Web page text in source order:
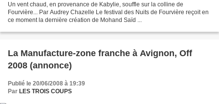
Un vent chaud, en provenance de Kabylie, souffle sur la colline de
Fourvière... Par Audrey Chazelle Le festival des Nuits de Fourvière reçoit en
ce moment la dernière création de Mohand Saïd ...
La Manufacture-zone franche à Avignon, Off
2008 (annonce)
Publié le 20/06/2008 à 19:39
Par LES TROIS COUPS